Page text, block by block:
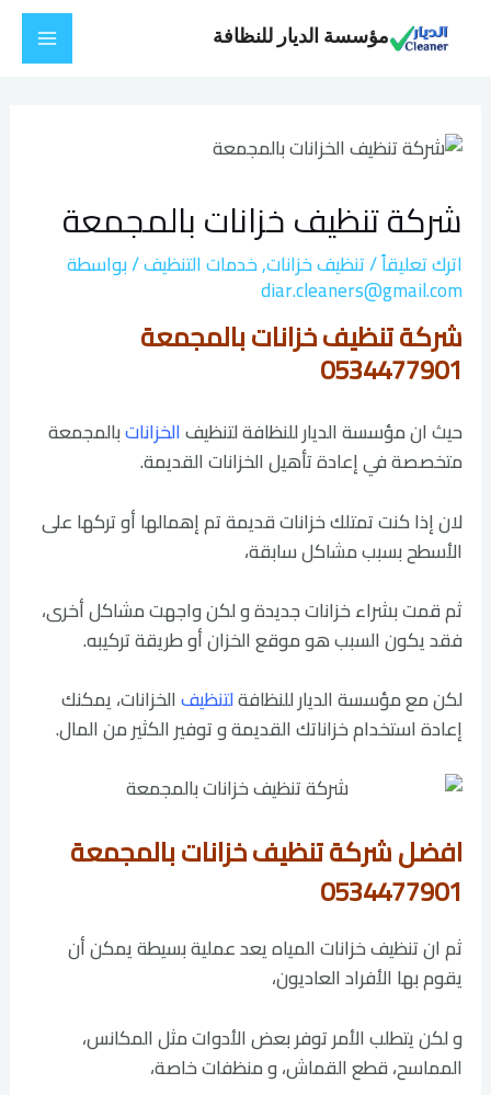
مؤسسة الديار للنظافة
Main
شركة تنظيف خزانات بالمجمعة
اترك تعليقاً/تنظيف خزانات,خدمات التنظيف/ بواسطة
diar.cleaners@gmail.com
شركة تنظيف خزانات بالمجمعة
0534477901
حيث ان مؤسسة الديار للنظافة لتنظيفالخزاناتبالمجمعة
متخصصة في إعادة تأهيل الخزانات القديمة.
لان إذا كنت تمتلك خزانات قديمة تم إهمالها أو تركها على
الأسطح بسبب مشاكل سابقة،
ثم قمت بشراء خزانات جديدة و لكن واجهت مشاكل أخرى،
فقد يكون السبب هو موقع الخزان أو طريقة تركيبه.
لكن مع مؤسسة الديار للنظافةلتنظيفالخزانات، يمكنك
إعادة استخدام خزاناتك القديمة و توفير الكثير من المال.
افضل شركة تنظيف خزانات بالمجمعة
0534477901
ثم ان تنظيف خزانات المياه يعد عملية بسيطة يمكن أن
يقوم بها الأفراد العاديون،
و لكن يتطلب الأمر توفر بعض الأدوات مثل المكانس،
المماسح، قطع القماش، و منظفات خاصة،